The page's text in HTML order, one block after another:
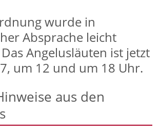
wurde in
Absprache leicht
Angelusläuten ist jetzt
um 12 und um 18 Uhr.
aus den